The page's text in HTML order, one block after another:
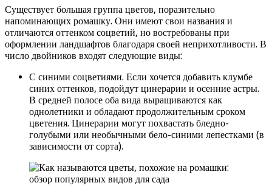
Существует большая группа цветов, поразительно
напоминающих ромашку. Они имеют свои названия и
отличаются оттенком соцветий, но востребованы при
оформлении ландшафтов благодаря своей неприхотливости. В
число двойников входят следующие виды:
С синими соцветиями. Если хочется добавить клумбе
синих оттенков, подойдут цинерарии и осенние астры.
В средней полосе оба вида выращиваются как
однолетники и обладают продолжительным сроком
цветения. Цинерарии могут похвастать бледно-
голубыми или необычными бело-синими лепестками (в
зависимости от сорта).